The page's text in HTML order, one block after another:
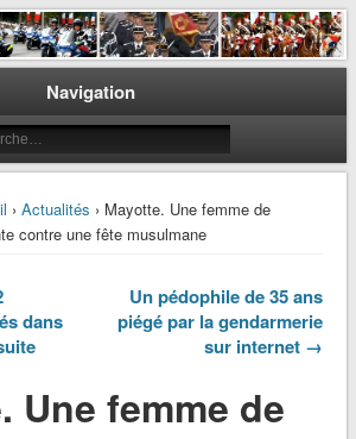
Gendarme
Navigation
› Actualités › Mayotte. Une femme de
contre une fête musulmane
dans
Un pédophile de 35 ans
piégé par la gendarmerie
sur internet →
Une femme de